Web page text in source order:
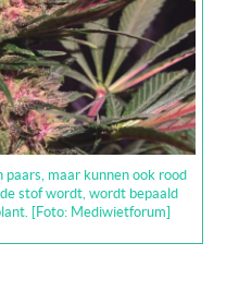
maar kunnen ook rood
stof wordt, wordt bepaald
[Foto: Mediwietforum]